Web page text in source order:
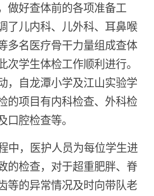
做好查体前的各项准备工
了儿内科、儿外科、耳鼻喉
多名医疗骨干力量组成查体
次学生体检工作顺利进行。
，自龙潭小学及江山实验学
的项目有内科检查、外科检
口腔检查等。
中，医护人员为每位学生进
的检查，对于超重肥胖、脊
等的异常情况及时向带队老